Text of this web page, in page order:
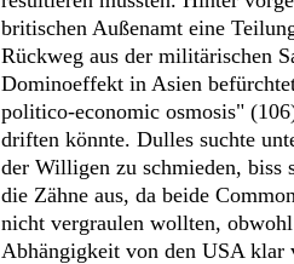
britischen Außenamt eine
Rückweg aus der militärischen
Dominoeffekt in Asien
politico-economic osmosis"
driften könnte. Dulles suchte
der Willigen zu schmieden, biss
die Zähne aus, da beide
nicht vergraulen wollten,
Abhängigkeit von den USA